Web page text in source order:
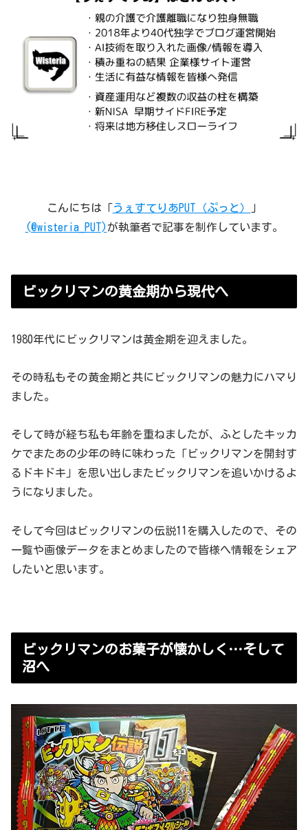
こんにちは「うぇすてりあPUT（ぷっと）
」
(@wisteria_PUT)が執筆者で記事を制作しています。
ビックリマンの黄金期から現代へ
1980年代にビックリマンは黄金期を迎えました。
その時私もその黄金期と共にビックリマンの魅力にハマり
ました。
そして時が経ち私も年齢を重ねましたが、ふとしたキッカ
ケでまたあの少年の時に味わった「ビックリマンを開封す
るドキドキ」を思い出しまたビックリマンを追いかけるよ
うになりました。
そして今回はビックリマンの伝説11を購入したので、その
一覧や画像データをまとめましたので皆様へ情報をシェア
したいと思います。
ビックリマンのお菓子が懐かしく…そして
沼へ